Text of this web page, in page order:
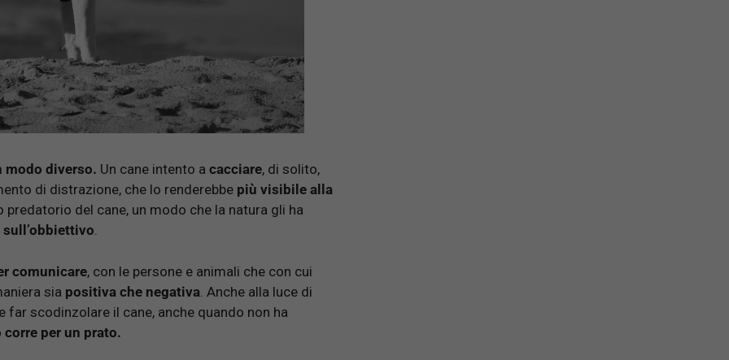
modo diverso. Un cane intento a cacciare, di solito,
di distrazione, che lo renderebbe più visibile alla
del cane, un modo che la natura gli ha
.
comunicare, con le persone e animali che con cui
sia positiva che negativa . Anche alla luce di
far scodinzolare il cane, anche quando non ha
per un prato.